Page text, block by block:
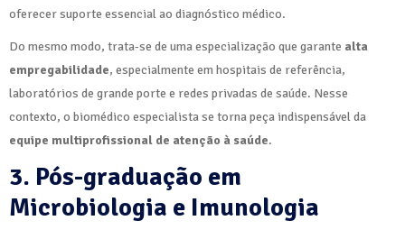
oferecer suporte essencial ao diagnóstico médico.
Do mesmo modo, trata-se de uma especialização que garante alta
empregabilidade, especialmente em hospitais de referência,
laboratórios de grande porte e redes privadas de saúde. Nesse
contexto, o biomédico especialista se torna peça indispensável da
equipe multiprofissional de atenção à saúde.
3. Pós-graduação em
Microbiologia e Imunologia